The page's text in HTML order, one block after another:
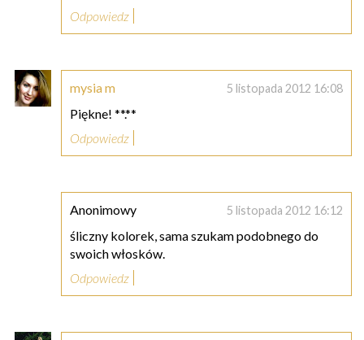
Odpowiedz
mysia m 5 listopada 2012 16:08
Piękne! **.**
Odpowiedz
Anonimowy 5 listopada 2012 16:12
śliczny kolorek, sama szukam podobnego do
swoich włosków.
Odpowiedz